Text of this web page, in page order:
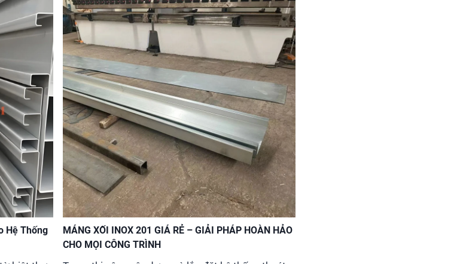
Hệ Thống
MÁNG XỐI INOX 201 GIÁ RẺ – GIẢI PHÁP HOÀN HẢO
CHO MỌI CÔNG TRÌNH